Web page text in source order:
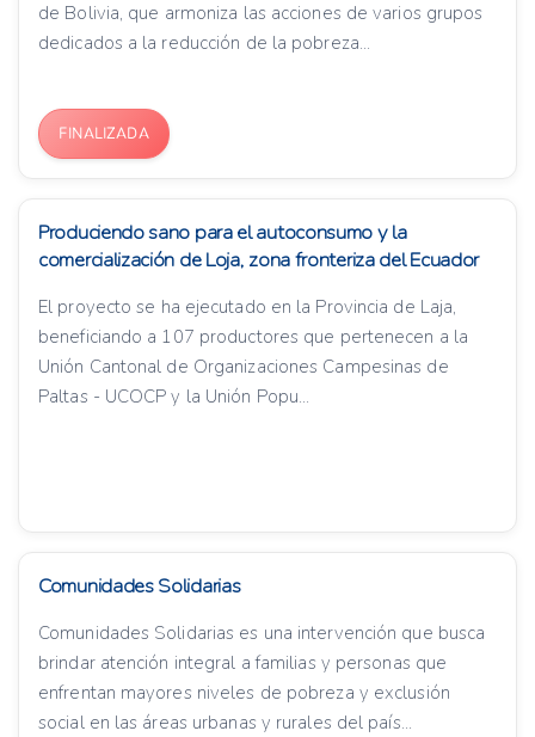
de Bolivia, que armoniza las acciones de varios grupos
dedicados a la reducción de la pobreza...
FINALIZADA
Produciendo sano para el autoconsumo y la
comercialización de Loja, zona fronteriza del Ecuador
El proyecto se ha ejecutado en la Provincia de Laja,
beneficiando a 107 productores que pertenecen a la
Unión Cantonal de Organizaciones Campesinas de
Paltas - UCOCP y la Unión Popu...
Comunidades Solidarias
Comunidades Solidarias es una intervención que busca
brindar atención integral a familias y personas que
enfrentan mayores niveles de pobreza y exclusión
social en las áreas urbanas y rurales del país...